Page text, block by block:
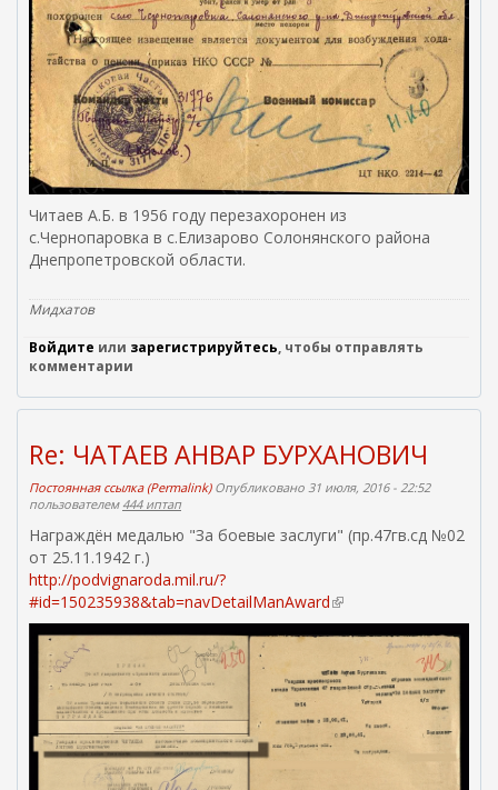
Читаев А.Б. в 1956 году перезахоронен из
с.Чернопаровка в с.Елизарово Солонянского района
Днепропетровской области.
Мидхатов
Войдите или зарегистрируйтесь, чтобы отправлять
комментарии
Re: ЧАТАЕВ АНВАР БУРХАНОВИЧ
Постоянная ссылка (Permalink)Опубликовано 31 июля, 2016 - 22:52
пользователем 444 иптап
Награждён медалью "За боевые заслуги" (пр.47гв.сд №02
от 25.11.1942 г.)
http://podvignaroda.mil.ru/?
#id=150235938&tab=navDetailManAward(
в
е
ш
н
я